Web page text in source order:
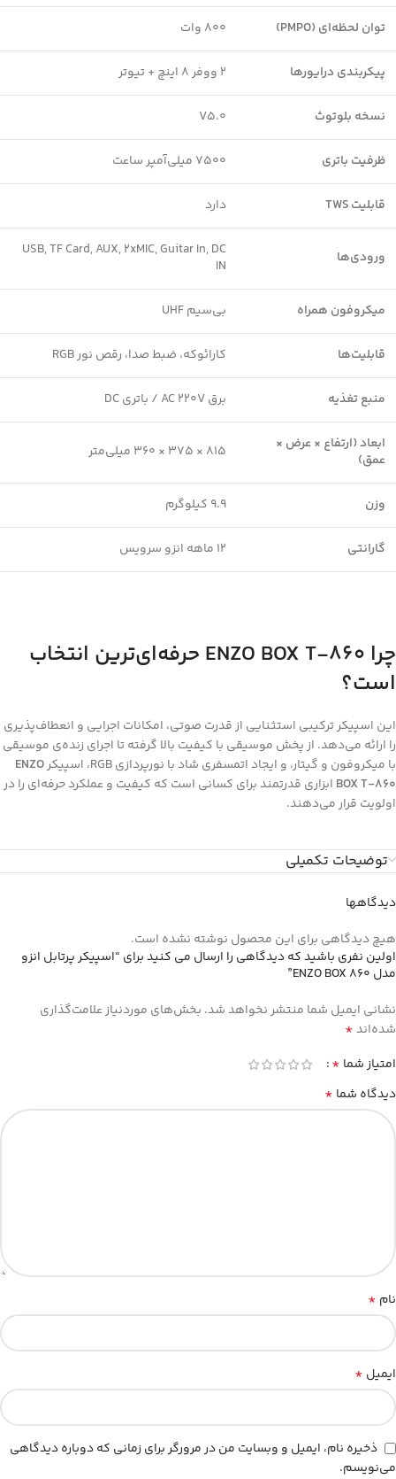
توان لحظه‌ای (PMPO) 800 وات
پیکربندی درایورها 2 ووفر 8 اینچ + تیوتر
نسخه بلوتوث V5.0
ظرفیت باتری 7500 میلی‌آمپر ساعت
قابلیت TWS دارد
ورودی‌ها
USB, TF Card, AUX, 2xMIC, Guitar In, DC
IN
میکروفون همراه بی‌سیم UHF
قابلیت‌ها کارائوکه، ضبط صدا، رقص نور RGB
منبع تغذیه برق AC 220V / باتری DC
ابعاد (ارتفاع × عرض ×
عمق)
815 × 375 × 360 میلی‌متر
وزن 9.9 کیلوگرم
گارانتی 12 ماهه انزو سرویس
چرا ENZO BOX T-860 حرفه‌ای‌ترین انتخاب
است؟
این اسپیکر ترکیبی استثنایی از قدرت صوتی، امکانات اجرایی و انعطاف‌پذیری
را ارائه می‌دهد. از پخش موسیقی با کیفیت بالا گرفته تا اجرای زنده‌ی موسیقی
با میکروفون و گیتار، و ایجاد اتمسفری شاد با نورپردازی RGB، اسپیکر
ENZO
BOX T-860 ابزاری قدرتمند برای کسانی است که کیفیت و عملکرد حرفه‌ای را در
اولویت قرار می‌دهند.
توضیحات تکمیلی
دیدگاهها
هیچ دیدگاهی برای این محصول نوشته نشده است.
اولین نفری باشید که دیدگاهی را ارسال می کنید برای “اسپیکر پرتابل انزو
مدل ENZO BOX 860”
نشانی ایمیل شما منتشر نخواهد شد. بخش‌های موردنیاز علامت‌گذاری
شده‌اند*
امتیاز شما *
دیدگاه شما *
نام *
ایمیل *
ذخیره نام، ایمیل و وبسایت من در مرورگر برای زمانی که دوباره دیدگاهی
می‌نویسم.